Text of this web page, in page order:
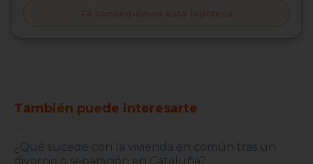
Te conseguimos esta hipoteca
También puede interesarte
¿Qué sucede con la vivienda en común tras un
divorcio o separación en Cataluña?